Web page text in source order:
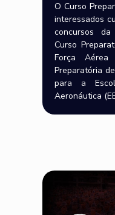
O Curso
interessados
concursos
Curso
Força
Preparatória
para a
Aeronáutica